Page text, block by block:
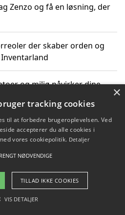
Zenzo og få en løsning, der
der skaber orden og
og miljø påvirker dine
en grønnere hverdag
Blog Betingelser
×
tracking cookies
til at forbedre brugeroplevelsen. Ved
accepterer du alle cookies i
vores cookiepolitik. Detaljer
NØDVENDIGE
TILLAD IKKE COOKIES
VIS DETALJER